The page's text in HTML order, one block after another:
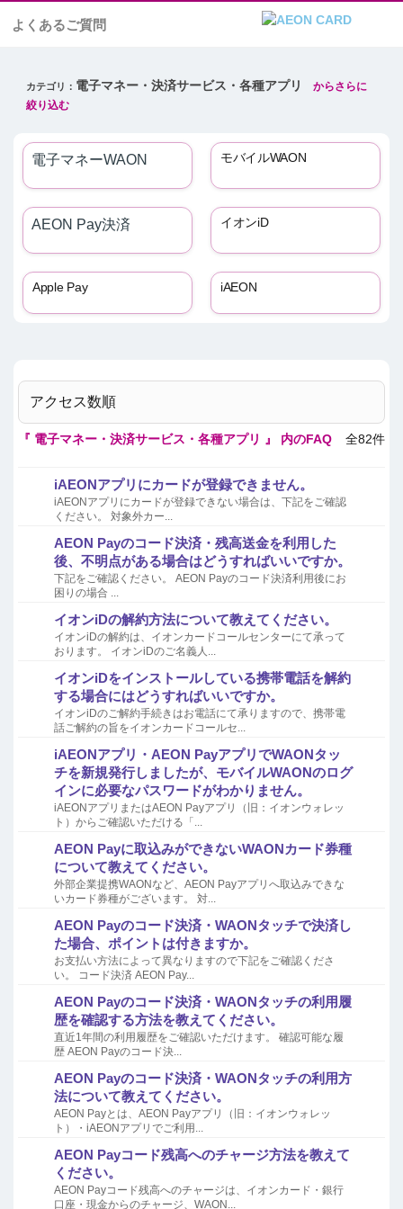
よくあるご質問
電子マネー・決済サービス・各種アプリ
電子マネーWAON モバイルWAON
AEON Pay決済 イオンiD
Apple Pay iAEON
『 電子マネー・決済サービス・各種アプリ 』 内のFAQ 全82件
iAEONアプリにカードが登録できません。
iAEONアプリにカードが登録できない場合は、下記をご確認
ください。 対象外カー...
AEON Payのコード決済・残高送金を利用した
後、不明点がある場合はどうすればいいですか。
下記をご確認ください。 AEON Payのコード決済利用後にお
困りの場合 ...
イオンiDの解約方法について教えてください。
イオンiDの解約は、イオンカードコールセンターにて承って
おります。 イオンiDのご名義人...
イオンiDをインストールしている携帯電話を解約
する場合にはどうすればいいですか。
イオンiDのご解約手続きはお電話にて承りますので、携帯電
話ご解約の旨をイオンカードコールセ...
iAEONアプリ・AEON PayアプリでWAONタッ
チを新規発行しましたが、モバイルWAONのログ
インに必要なパスワードがわかりません。
iAEONアプリまたはAEON Payアプリ（旧：イオンウォレッ
ト）からご確認いただける「...
AEON Payに取込みができないWAONカード券種
について教えてください。
外部企業提携WAONなど、AEON Payアプリへ取込みできな
いカード券種がございます。 対...
AEON Payのコード決済・WAONタッチで決済し
た場合、ポイントは付きますか。
お支払い方法によって異なりますので下記をご確認くださ
い。 コード決済 AEON Pay...
AEON Payのコード決済・WAONタッチの利用履
歴を確認する方法を教えてください。
直近1年間の利用履歴をご確認いただけます。 確認可能な履
歴 AEON Payのコード決...
AEON Payのコード決済・WAONタッチの利用方
法について教えてください。
AEON Payとは、AEON Payアプリ（旧：イオンウォレッ
ト）・iAEONアプリでご利用...
AEON Payコード残高へのチャージ方法を教えて
ください。
AEON Payコード残高へのチャージは、イオンカード・銀行
口座・現金からのチャージ、WAON...